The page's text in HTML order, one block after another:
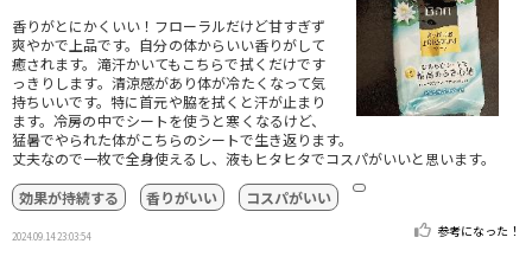
香りがとにかくいい！フローラルだけど甘すぎず
爽やかで上品です。自分の体からいい香りがして
癒されます。滝汗かいてもこちらで拭くだけです
っきりします。清涼感があり体が冷たくなって気
持ちいいです。特に首元や脇を拭くと汗が止まり
ます。冷房の中でシートを使うと寒くなるけど、
猛暑でやられた体がこちらのシートで生き返ります。
丈夫なので一枚で全身使えるし、液もヒタヒタでコスパがいいと思います。
効果が持続する
香りがいい コスパがいい
2024.09.14 23:03:54 参考になった！